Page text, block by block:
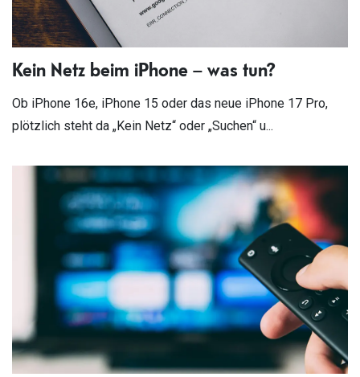
Kein Netz beim iPhone – was tun?
Ob iPhone 16e, iPhone 15 oder das neue iPhone 17 Pro,
plötzlich steht da „Kein Netz“ oder „Suchen“ u...